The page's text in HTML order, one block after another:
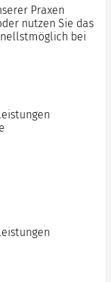
Praxen
nutzen Sie das
bei